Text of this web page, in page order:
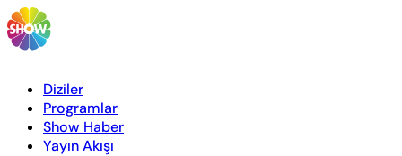
Diziler
Programlar
Show Haber
Yayın Akışı